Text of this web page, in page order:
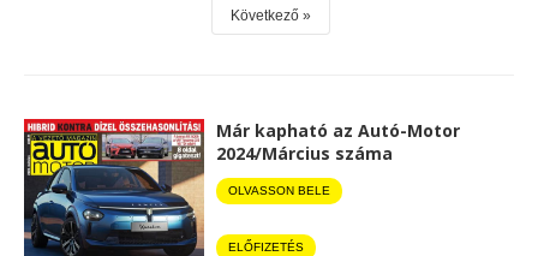
Következő
Már kapható az Autó-Motor
2024/Március száma
OLVASSON BELE
ELŐFIZETÉS